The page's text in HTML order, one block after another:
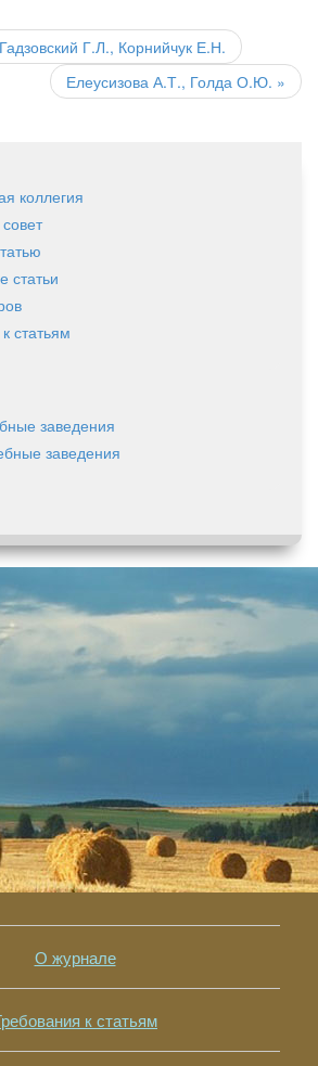
Г.Л., Корнийчук Е.Н.
Елеусизова А.Т., Голда О.Ю. »
коллегия
статьи
статьям
заведения
заведения
О журнале
к статьям